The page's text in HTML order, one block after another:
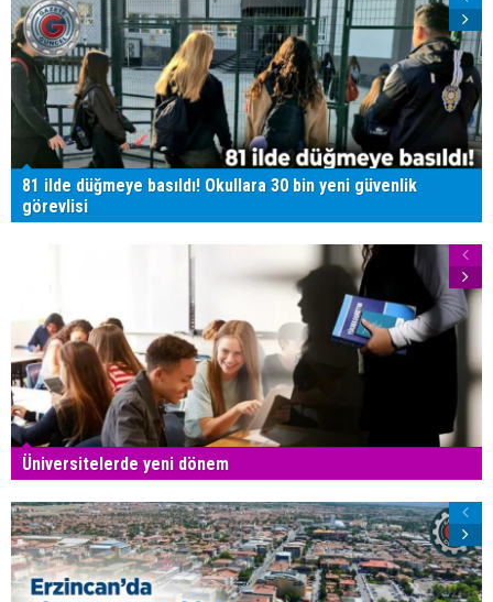
81 ilde düğmeye basıldı! Okullara 30 bin yeni güvenlik
görevlisi
Üniversitelerde yeni dönem